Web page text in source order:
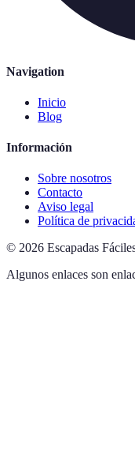
Navigation
Inicio
Blog
Información
Sobre nosotros
Contacto
Aviso legal
Política de
© 2026 Escapadas
Algunos enlaces son